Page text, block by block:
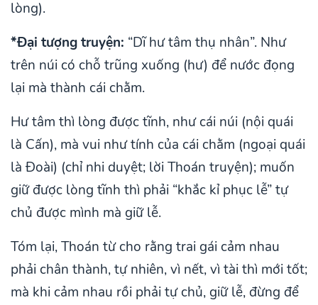
lòng).
*Đại tượng truyện: “Dĩ hư tâm thụ nhân”. Như
trên núi có chỗ trũng xuống (hư) để nước đọng
lại mà thành cái chằm.
Hư tâm thì lòng được tĩnh, như cái núi (nội quái
là Cấn), mà vui như tính của cái chằm (ngoại quái
là Đoài) (chỉ nhi duyệt; lời Thoán truyện); muốn
giữ được lòng tĩnh thì phải “khắc kỉ phục lễ” tự
chủ được mình mà giữ lễ.
Tóm lại, Thoán từ cho rằng trai gái cảm nhau
phải chân thành, tự nhiên, vì nết, vì tài thì mới tốt;
mà khi cảm nhau rồi phải tự chủ, giữ lễ, đừng để